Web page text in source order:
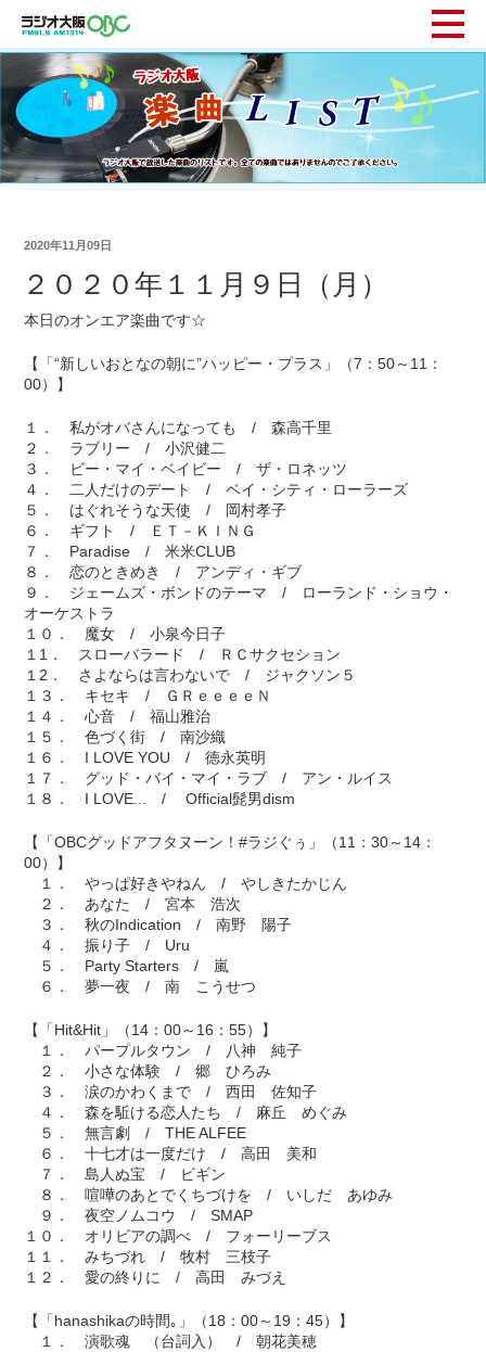
2020年11月09日
２０２０年１１月９日（月）
本日のオンエア楽曲です☆
【「“新しいおとなの朝に”ハッピー・プラス」（7：50～11：
00）】
１． 私がオバさんになっても / 森高千里
２． ラブリー / 小沢健二
３． ビー・マイ・ベイビー / ザ・ロネッツ
４． 二人だけのデート / ベイ・シティ・ローラーズ
５． はぐれそうな天使 / 岡村孝子
６． ギフト / ＥＴ－ＫＩＮＧ
７． Paradise / 米米CLUB
８． 恋のときめき / アンディ・ギブ
９． ジェームズ・ボンドのテーマ / ローランド・ショウ・
オーケストラ
１０． 魔女 / 小泉今日子
１1． スローバラード / ＲＣサクセション
１2． さよならは言わないで / ジャクソン５
１３． キセキ / ＧＲｅｅｅｅＮ
１４． 心音 / 福山雅治
１５． 色づく街 / 南沙織
１６． I LOVE YOU / 徳永英明
１７． グッド・バイ・マイ・ラブ / アン・ルイス
１８． I LOVE... / Official髭男dism
【「OBCグッドアフタヌーン！#ラジぐぅ」（11：30～14：
00）】
１． やっぱ好きやねん / やしきたかじん
２． あなた / 宮本 浩次
３． 秋のIndication / 南野 陽子
４． 振り子 / Uru
５． Party Starters / 嵐
６． 夢一夜 / 南 こうせつ
【「Hit&Hit」（14：00～16：55）】
１． パープルタウン / 八神 純子
２． 小さな体験 / 郷 ひろみ
３． 涙のかわくまで / 西田 佐知子
４． 森を駈ける恋人たち / 麻丘 めぐみ
５． 無言劇 / THE ALFEE
６． 十七才は一度だけ / 高田 美和
７． 島人ぬ宝 / ビギン
８． 喧嘩のあとでくちづけを / いしだ あゆみ
９． 夜空ノムコウ / SMAP
１０． オリビアの調べ / フォーリーブス
１１． みちづれ / 牧村 三枝子
１２． 愛の終りに / 高田 みづえ
【「hanashikaの時間｡」（18：00～19：45）】
１． 演歌魂 （台詞入） / 朝花美穂